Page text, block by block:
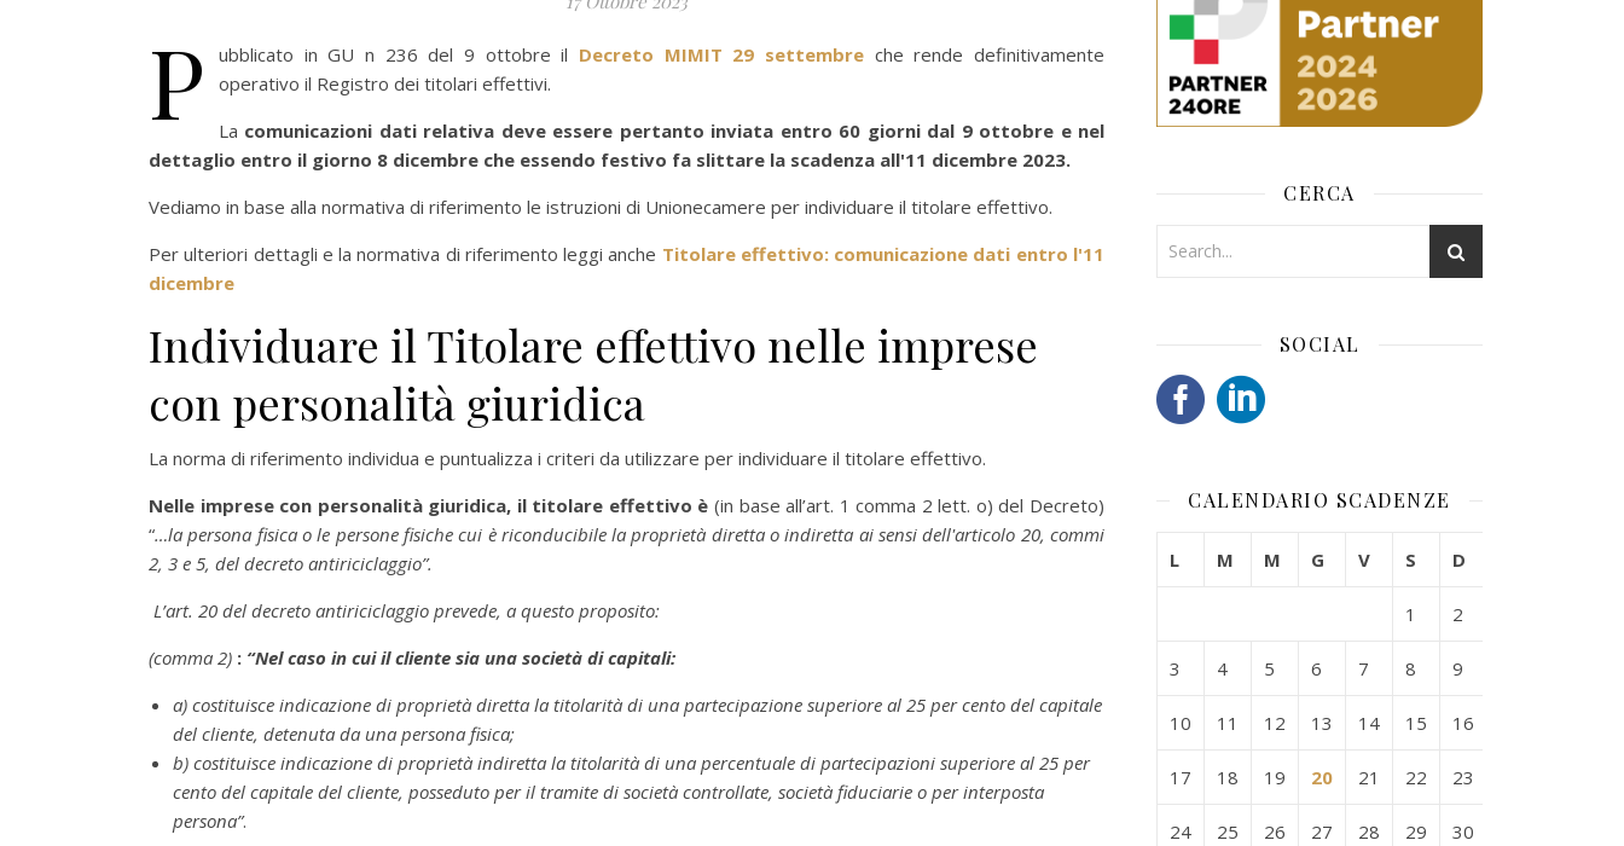
P ubblicato in GU n 236 del 9 ottobre il Decreto MIMIT 29 settembre che rende definitivamente
operativo il Registro dei titolari effettivi.
La comunicazioni dati relativa deve essere pertanto inviata entro 60 giorni dal 9 ottobre e nel
dettaglio entro il giorno 8 dicembre che essendo festivo fa slittare la scadenza all'11 dicembre 2023.
Vediamo in base alla normativa di riferimento le istruzioni di Unionecamere per individuare il titolare effettivo.
Per ulteriori dettagli e la normativa di riferimento leggi anche Titolare effettivo: comunicazione dati entro l'11
dicembre
Individuare il Titolare effettivo nelle imprese
con personalità giuridica
La norma di riferimento individua e puntualizza i criteri da utilizzare per individuare il titolare effettivo.
Nelle imprese con personalità giuridica, il titolare effettivo è (in base all’art. 1 comma 2 lett. o) del Decreto)
“…la persona fisica o le persone fisiche cui è riconducibile la proprietà diretta o indiretta ai sensi dell'articolo 20, commi
2, 3 e 5, del decreto antiriciclaggio”.
L’art. 20 del decreto antiriciclaggio prevede, a questo proposito:
(comma 2) : “Nel caso in cui il cliente sia una società di capitali:
a) costituisce indicazione di proprietà diretta la titolarità di una partecipazione superiore al 25 per cento del capitale
del cliente, detenuta da una persona fisica;
b) costituisce indicazione di proprietà indiretta la titolarità di una percentuale di partecipazioni superiore al 25 per
cento del capitale del cliente, posseduto per il tramite di società controllate, società fiduciarie o per interposta
persona”.
CERCA
SOCIAL
CALENDARIO SCADENZE
L M M G V S D
1 2
3 4 5 6 7 8 9
10 11 12 13 14 15 16
17 18 19 20 21 22 23
24 25 26 27 28 29 30